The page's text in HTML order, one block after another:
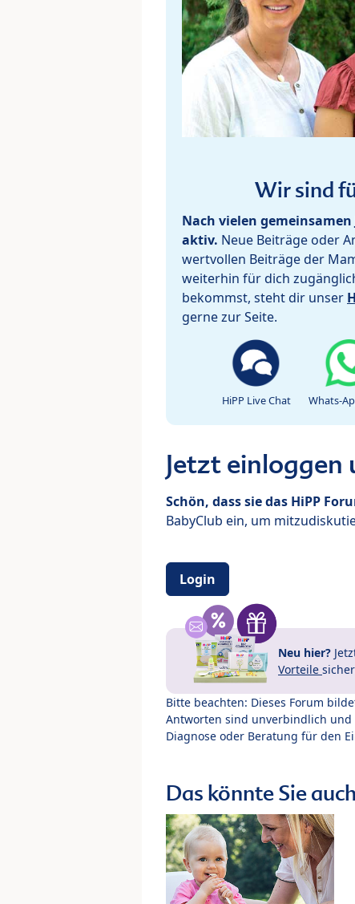
Wir sind
Nach vielen
aktiv. Neue Beiträge oder
wertvollen Beiträge der
weiterhin für dich
bekommst, steht dir unser
gerne zur Seite.
HiPP Live Chat Whats-
Jetzt
Schön, dass sie das HiPP
BabyClub ein, um
Login
Neu hier?
Vorteile
Bitte beachten: Dieses Forum
Antworten sind unverbindlich
Diagnose oder Beratung für den
Das könnte Sie